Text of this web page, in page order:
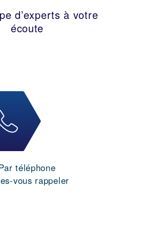
d’experts à votre
écoute
téléphone
vous rappeler